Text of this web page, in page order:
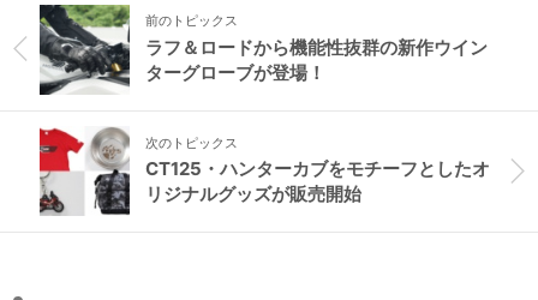
前のトピックス
ラフ＆ロードから機能性抜群の新作ウイン
ターグローブが登場！
次のトピックス
CT125・ハンターカブをモチーフとしたオ
リジナルグッズが販売開始